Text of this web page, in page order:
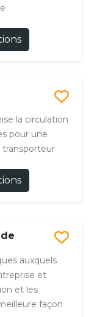
la circulation
pour une
auxquels
et
et les
façon